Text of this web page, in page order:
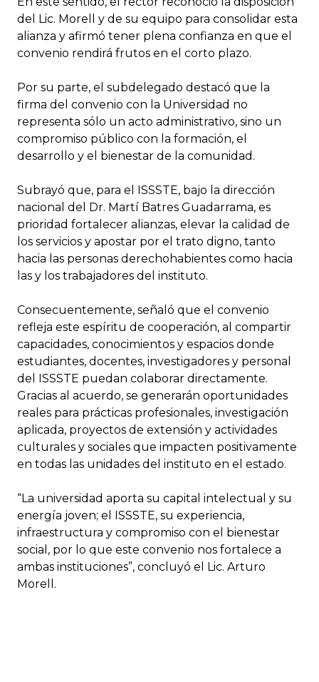
del Lic. Morell y de su equipo para consolidar esta
alianza y afirmó tener plena confianza en que el
convenio rendirá frutos en el corto plazo.
Por su parte, el subdelegado destacó que la
firma del convenio con la Universidad no
representa sólo un acto administrativo, sino un
compromiso público con la formación, el
desarrollo y el bienestar de la comunidad.
Subrayó que, para el ISSSTE, bajo la dirección
nacional del Dr. Martí Batres Guadarrama, es
prioridad fortalecer alianzas, elevar la calidad de
los servicios y apostar por el trato digno, tanto
hacia las personas derechohabientes como hacia
las y los trabajadores del instituto.
Consecuentemente, señaló que el convenio
refleja este espíritu de cooperación, al compartir
capacidades, conocimientos y espacios donde
estudiantes, docentes, investigadores y personal
del ISSSTE puedan colaborar directamente.
Gracias al acuerdo, se generarán oportunidades
reales para prácticas profesionales, investigación
aplicada, proyectos de extensión y actividades
culturales y sociales que impacten positivamente
en todas las unidades del instituto en el estado.
“La universidad aporta su capital intelectual y su
energía joven; el ISSSTE, su experiencia,
infraestructura y compromiso con el bienestar
social, por lo que este convenio nos fortalece a
ambas instituciones”, concluyó el Lic. Arturo
Morell.